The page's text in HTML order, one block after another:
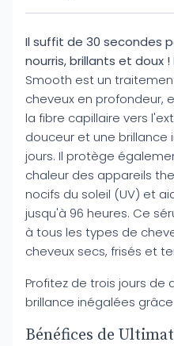
Il suffit de 30 secondes
nourris, brillants et doux !
Smooth est un
cheveux en profondeur,
la fibre capillaire vers
douceur et une brillance
jours. Il protège
chaleur des appareils
nocifs du soleil (UV) et
jusqu'à 96 heures. Ce
à tous les types de
cheveux secs, frisés et
Profitez de trois jours de
brillance inégalées
Bénéfices de